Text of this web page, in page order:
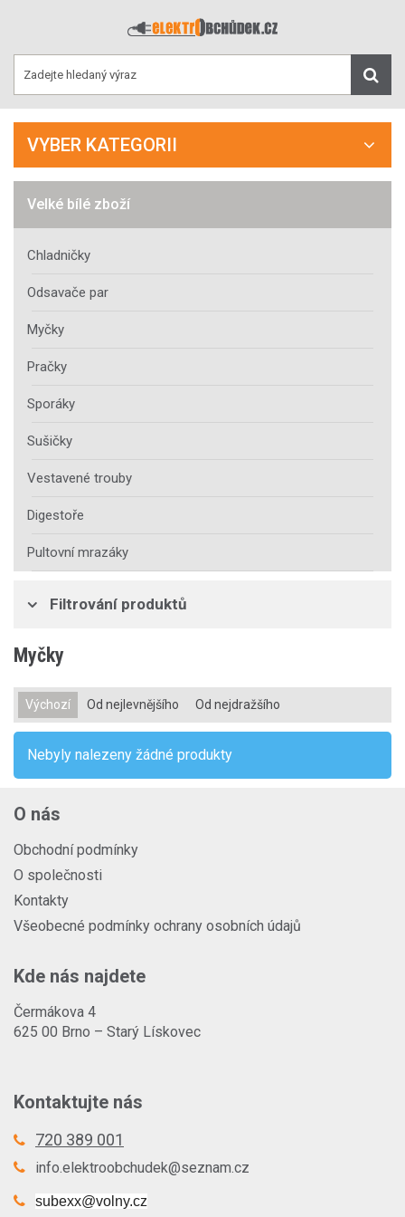
VYBER KATEGORII
Velké bílé zboží
Chladničky
Odsavače par
Myčky
Pračky
Sporáky
Sušičky
Vestavené trouby
Digestoře
Pultovní mrazáky
Filtrování produktů
Myčky
Výchozí Od nejlevnějšího Od nejdražšího
Nebyly nalezeny žádné produkty
O nás
Obchodní podmínky
O společnosti
Kontakty
Všeobecné podmínky ochrany osobních údajů
Kde nás najdete
Čermákova 4
625 00 Brno – Starý Lískovec
Kontaktujte nás
720 389 001
info.elektroobchudek@seznam.cz
subexx@volny.cz